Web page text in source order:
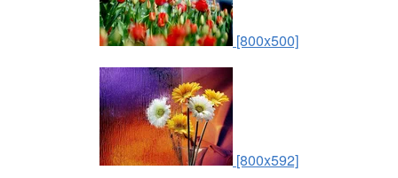
[800x500]
[800x592]